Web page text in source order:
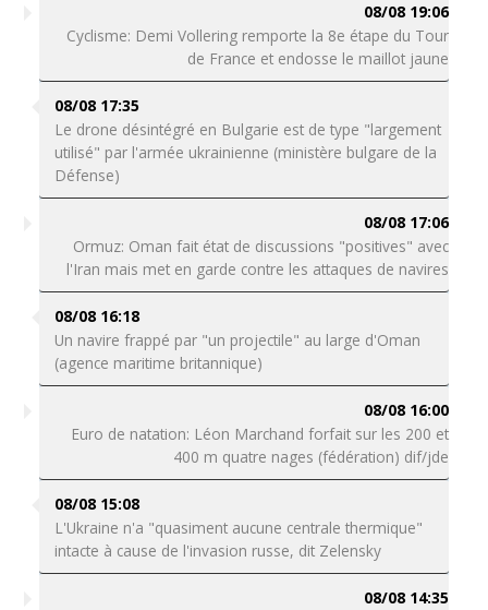
08/08 19:06
Cyclisme: Demi Vollering remporte la 8e étape du Tour
de France et endosse le maillot jaune
08/08 17:35
Le drone désintégré en Bulgarie est de type "largement
utilisé" par l'armée ukrainienne (ministère bulgare de la
Défense)
08/08 17:06
Ormuz: Oman fait état de discussions "positives" avec
l'Iran mais met en garde contre les attaques de navires
08/08 16:18
Un navire frappé par "un projectile" au large d'Oman
(agence maritime britannique)
08/08 16:00
Euro de natation: Léon Marchand forfait sur les 200 et
400 m quatre nages (fédération) dif/jde
08/08 15:08
L'Ukraine n'a "quasiment aucune centrale thermique"
intacte à cause de l'invasion russe, dit Zelensky
08/08 14:35